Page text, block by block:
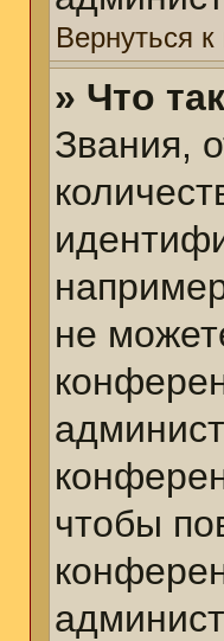
Вернуться к
» Что
Звания,
не
чтобы